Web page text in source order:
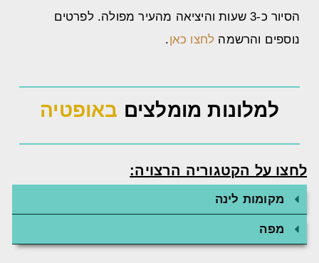
הסיור כ-3 שעות והיציאה מהעיר מפולה. לפרטים
נוספים והרשמה לחצו כאן.
למלונות מומלצים באופטיה
לחצו על הקטגוריה הרצויה:
מקומות לינה
מפה